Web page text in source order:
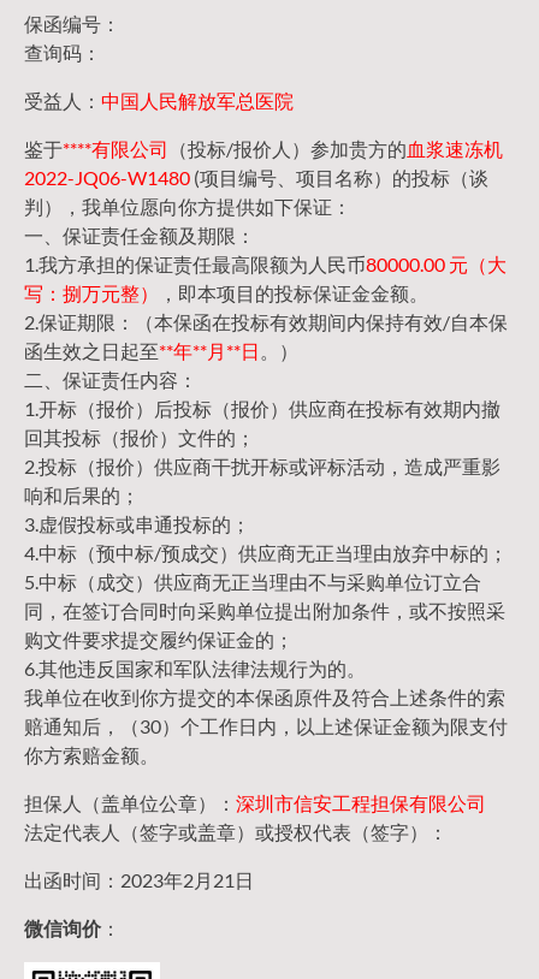
保函编号：
查询码：
受益人： 中国人民解放军总医院
鉴于****有限公司 （投标/报价人）参加贵方的血浆速冻机
2022-JQ06-W1480 (项目编号、项目名称）的投标（谈
判），我单位愿向你方提供如下保证：
一、保证责任金额及期限：
1.我方承担的保证责任最高限额为人民币80000.00 元（大
写：捌万元整）
，即本项目的投标保证金金额。
2.保证期限：（本保函在投标有效期间内保持有效/自本保
函生效之日起至**年**月**日 。）
二、保证责任内容：
1.开标（报价）后投标（报价）供应商在投标有效期内撤
回其投标（报价）文件的；
2.投标（报价）供应商干扰开标或评标活动，造成严重影
响和后果的；
3.虚假投标或串通投标的；
4.中标（预中标/预成交）供应商无正当理由放弃中标的；
5.中标（成交）供应商无正当理由不与采购单位订立合
同，在签订合同时向采购单位提出附加条件，或不按照采
购文件要求提交履约保证金的；
6.其他违反国家和军队法律法规行为的。
我单位在收到你方提交的本保函原件及符合上述条件的索
赔通知后，（30）个工作日内，以上述保证金额为限支付
你方索赔金额。
担保人（盖单位公章）： 深圳市信安工程担保有限公司
法定代表人（签字或盖章）或授权代表（签字）：
出函时间：2023年2月21日
微信询价：